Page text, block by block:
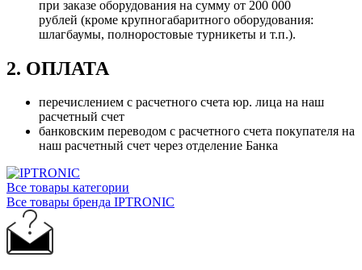
при заказе оборудования на сумму от 200 000
рублей (кроме крупногабаритного оборудования:
шлагбаумы, полноростовые турникеты и т.п.).
2. ОПЛАТА
перечислением с расчетного счета юр. лица на наш
расчетный счет
банковским переводом с расчетного счета покупателя на
наш расчетный счет через отделение Банка
Все товары категории
Все товары бренда IPTRONIC